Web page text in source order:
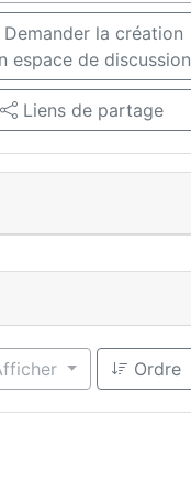
Demander la création
espace de discussion
Liens de partage
Ordre